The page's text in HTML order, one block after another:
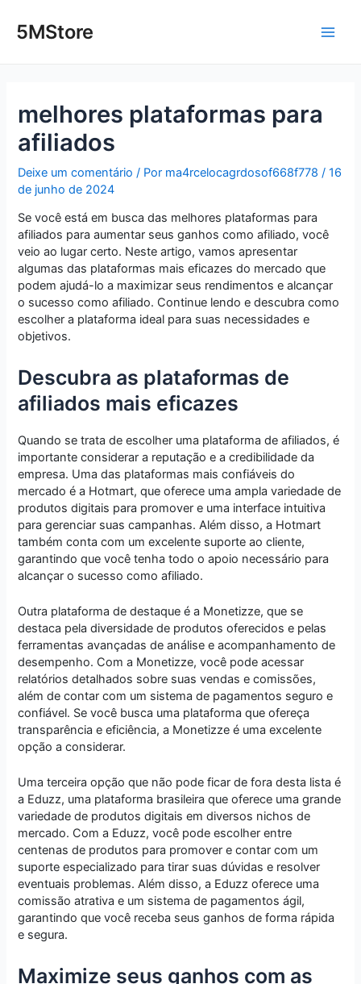
para5MStore
melhores plataformas para
afiliados
Deixe um comentário / Por ma4rcelocagrdosof668f778/16
de junho de 2024
Se você está em busca das melhores plataformas para
afiliados para aumentar seus ganhos como afiliado, você
veio ao lugar certo. Neste artigo, vamos apresentar
algumas das plataformas mais eficazes do mercado que
podem ajudá-lo a maximizar seus rendimentos e alcançar
o sucesso como afiliado. Continue lendo e descubra como
escolher a plataforma ideal para suas necessidades e
objetivos.
Descubra as plataformas de
afiliados mais eficazes
Quando se trata de escolher uma plataforma de afiliados, é
importante considerar a reputação e a credibilidade da
empresa. Uma das plataformas mais confiáveis do
mercado é a Hotmart, que oferece uma ampla variedade de
produtos digitais para promover e uma interface intuitiva
para gerenciar suas campanhas. Além disso, a Hotmart
também conta com um excelente suporte ao cliente,
garantindo que você tenha todo o apoio necessário para
alcançar o sucesso como afiliado.
Outra plataforma de destaque é a Monetizze, que se
destaca pela diversidade de produtos oferecidos e pelas
ferramentas avançadas de análise e acompanhamento de
desempenho. Com a Monetizze, você pode acessar
relatórios detalhados sobre suas vendas e comissões,
além de contar com um sistema de pagamentos seguro e
confiável. Se você busca uma plataforma que ofereça
transparência e eficiência, a Monetizze é uma excelente
opção a considerar.
Uma terceira opção que não pode ficar de fora desta lista é
a Eduzz, uma plataforma brasileira que oferece uma grande
variedade de produtos digitais em diversos nichos de
mercado. Com a Eduzz, você pode escolher entre
centenas de produtos para promover e contar com um
suporte especializado para tirar suas dúvidas e resolver
eventuais problemas. Além disso, a Eduzz oferece uma
comissão atrativa e um sistema de pagamentos ágil,
garantindo que você receba seus ganhos de forma rápida
e segura.
Maximize seus ganhos com as
navigation